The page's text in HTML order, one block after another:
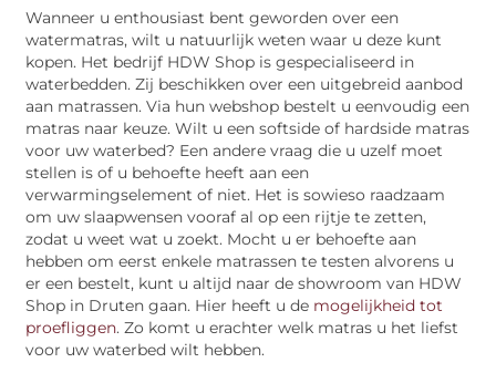
Wanneer u enthousiast bent geworden over een
watermatras, wilt u natuurlijk weten waar u deze kunt
kopen. Het bedrijf HDW Shop is gespecialiseerd in
waterbedden. Zij beschikken over een uitgebreid aanbod
aan matrassen. Via hun webshop bestelt u eenvoudig een
matras naar keuze. Wilt u een softside of hardside matras
voor uw waterbed? Een andere vraag die u uzelf moet
stellen is of u behoefte heeft aan een
verwarmingselement of niet. Het is sowieso raadzaam
om uw slaapwensen vooraf al op een rijtje te zetten,
zodat u weet wat u zoekt. Mocht u er behoefte aan
hebben om eerst enkele matrassen te testen alvorens u
er een bestelt, kunt u altijd naar de showroom van HDW
Shop in Druten gaan. Hier heeft u de mogelijkheid tot
proefliggen. Zo komt u erachter welk matras u het liefst
voor uw waterbed wilt hebben.